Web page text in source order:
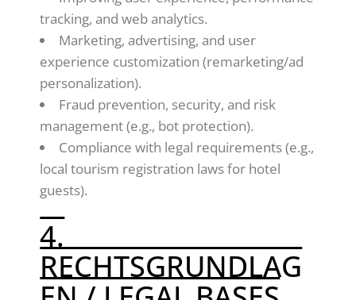
tracking, and web analytics.
Marketing, advertising, and user
experience customization (remarketing/ad
personalization).
Fraud prevention, security, and risk
management (e.g., bot protection).
Compliance with legal requirements (e.g.,
local tourism registration laws for hotel
guests).
4.
RECHTSGRUNDLAG